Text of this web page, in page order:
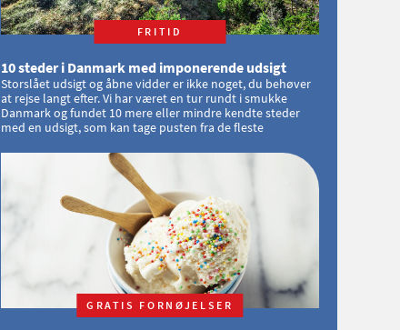
FRITID
10 steder i Danmark med imponerende udsigt
Storslået udsigt og åbne vidder er ikke noget, du behøver
at rejse langt efter. Vi har været en tur rundt i smukke
Danmark og fundet 10 mere eller mindre kendte steder
med en udsigt, som kan tage pusten fra de fleste
GRATIS FORNØJELSER